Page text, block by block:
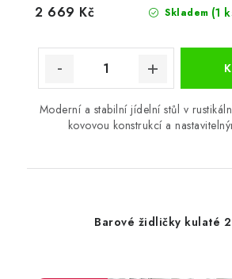
Skladem (1
2 669 Kč
Moderní a stabilní jídelní stůl v
kovovou konstrukcí a
Barové židličky kulaté